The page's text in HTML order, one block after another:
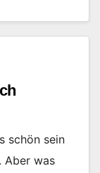
schön sein
Aber was